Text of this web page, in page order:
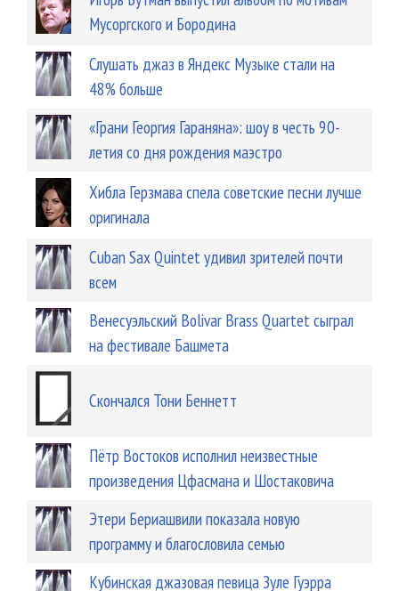
Мусоргского и Бородина
Слушать джаз в Яндекс Музыке стали на
48% больше
«Грани Георгия Гараняна»: шоу в честь 90-
летия со дня рождения маэстро
Хибла Герзмава спела советские песни лучше
оригинала
Cuban Sax Quintet удивил зрителей почти
всем
Венесуэльский Bolivar Brass Quartet сыграл
на фестивале Башмета
Скончался Тони Беннетт
Пётр Востоков исполнил неизвестные
произведения Цфасмана и Шостаковича
Этери Бериашвили показала новую
программу и благословила семью
Кубинская джазовая певица Зуле Гуэрра